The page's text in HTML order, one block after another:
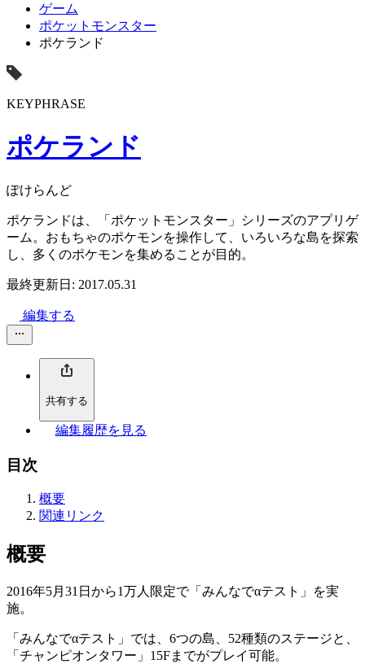
ゲーム
ポケットモンスター
ポケランド
KEYPHRASE
ポケランド
ぽけらんど
ポケランドは、「ポケットモンスター」シリーズのアプリゲ
ーム。おもちゃのポケモンを操作して、いろいろな島を探索
し、多くのポケモンを集めることが目的。
最終更新日: 2017.05.31
編集する
共有する
編集履歴を見る
目次
概要
関連リンク
概要
2016年5月31日から1万人限定で「みんなでαテスト」を実
施。
「みんなでαテスト」では、6つの島、52種類のステージと、
「チャンピオンタワー」15Fまでがプレイ可能。